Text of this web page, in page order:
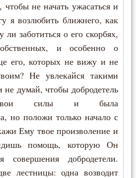
чтобы не начать ужасаться и
я возлюбить ближнего, как
ли заботиться о его скорбях,
и особенно о
его, которых не вижу и не
Не увлекайся такими
думай, чтобы добродетель
твои силы и была
но положи только начало с
Ему твое произволение и
помощь, которую Он
совершения добродетели.
лестницы: одна возводит